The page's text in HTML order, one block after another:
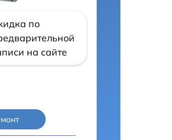
по
на сайте